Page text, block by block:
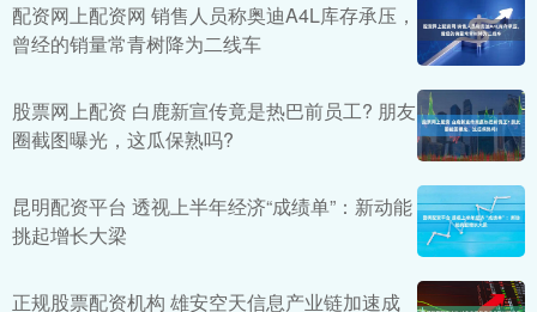
配资网上配资网 销售人员称奥迪A4L库存承压，
曾经的销量常青树降为二线车
股票网上配资 白鹿新宣传竟是热巴前员工? 朋友
圈截图曝光，这瓜保熟吗?
昆明配资平台 透视上半年经济“成绩单”：新动能
挑起增长大梁
正规股票配资机构 雄安空天信息产业链加速成